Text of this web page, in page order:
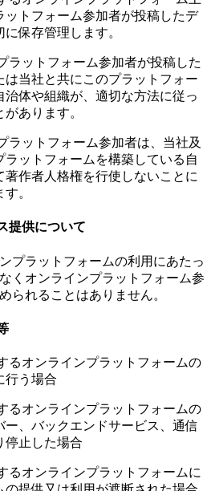
ットフォーム参加者が投稿したデ
保存管理します。
ラットフォーム参加者が投稿した
は当社と共にこのプラットフォー
治体や組織が、適切な方法に従っ
あります。
ラットフォーム参加者は、当社及
ラットフォームを構築している自
著作者人格権を行使しないことに
。
提供について
プラットフォームの利用にあたっ
くオンラインプラットフォーム参
られることはありません。
るオンラインプラットフォームの
行う場合
るオンラインプラットフォームの
ー、バックエンドサービス、通信
停止した場合
るオンラインプラットフォームに